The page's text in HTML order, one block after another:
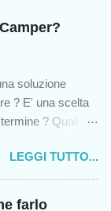
soluzione
? E' una scelta
? Quali
che colgono -
abbia mai
scelta di vita, in
LEGGI TUTTO...
farlo